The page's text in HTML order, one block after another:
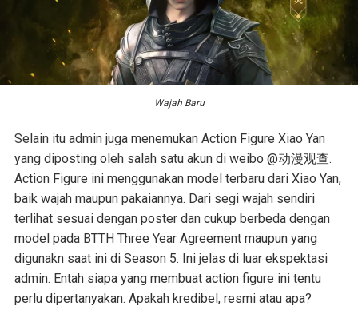
Wajah Baru
Selain itu admin juga menemukan Action Figure Xiao Yan
yang diposting oleh salah satu akun di weibo @动漫观查.
Action Figure ini menggunakan model terbaru dari Xiao Yan,
baik wajah maupun pakaiannya. Dari segi wajah sendiri
terlihat sesuai dengan poster dan cukup berbeda dengan
model pada BTTH Three Year Agreement maupun yang
digunakn saat ini di Season 5. Ini jelas di luar ekspektasi
admin. Entah siapa yang membuat action figure ini tentu
perlu dipertanyakan. Apakah kredibel, resmi atau apa?